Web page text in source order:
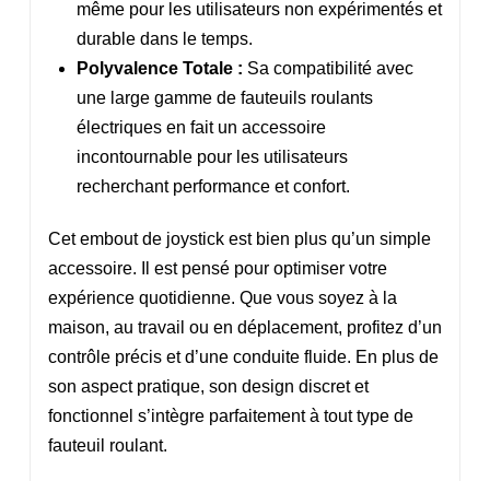
même pour les utilisateurs non expérimentés et
durable dans le temps.
Polyvalence Totale : Sa compatibilité avec
une large gamme de fauteuils roulants
électriques en fait un accessoire
incontournable pour les utilisateurs
recherchant performance et confort.
Cet embout de joystick est bien plus qu’un simple
accessoire. Il est pensé pour optimiser votre
expérience quotidienne. Que vous soyez à la
maison, au travail ou en déplacement, profitez d’un
contrôle précis et d’une conduite fluide. En plus de
son aspect pratique, son design discret et
fonctionnel s’intègre parfaitement à tout type de
fauteuil roulant.